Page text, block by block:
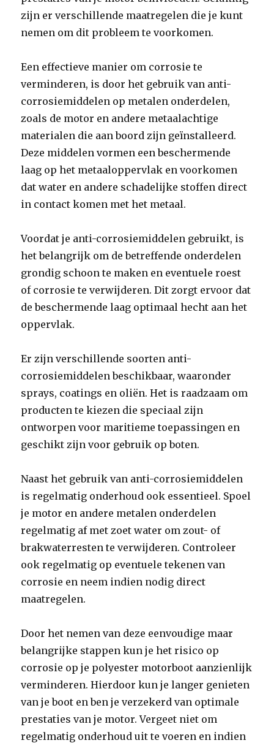
zijn er verschillende maatregelen die je kunt
nemen om dit probleem te voorkomen.
Een effectieve manier om corrosie te
verminderen, is door het gebruik van anti-
corrosiemiddelen op metalen onderdelen,
zoals de motor en andere metaalachtige
materialen die aan boord zijn geïnstalleerd.
Deze middelen vormen een beschermende
laag op het metaaloppervlak en voorkomen
dat water en andere schadelijke stoffen direct
in contact komen met het metaal.
Voordat je anti-corrosiemiddelen gebruikt, is
het belangrijk om de betreffende onderdelen
grondig schoon te maken en eventuele roest
of corrosie te verwijderen. Dit zorgt ervoor dat
de beschermende laag optimaal hecht aan het
oppervlak.
Er zijn verschillende soorten anti-
corrosiemiddelen beschikbaar, waaronder
sprays, coatings en oliën. Het is raadzaam om
producten te kiezen die speciaal zijn
ontworpen voor maritieme toepassingen en
geschikt zijn voor gebruik op boten.
Naast het gebruik van anti-corrosiemiddelen
is regelmatig onderhoud ook essentieel. Spoel
je motor en andere metalen onderdelen
regelmatig af met zoet water om zout- of
brakwaterresten te verwijderen. Controleer
ook regelmatig op eventuele tekenen van
corrosie en neem indien nodig direct
maatregelen.
Door het nemen van deze eenvoudige maar
belangrijke stappen kun je het risico op
corrosie op je polyester motorboot aanzienlijk
verminderen. Hierdoor kun je langer genieten
van je boot en ben je verzekerd van optimale
prestaties van je motor. Vergeet niet om
regelmatig onderhoud uit te voeren en indien